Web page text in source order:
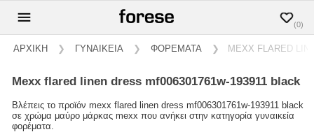
(0)
ΑΡΧΙΚΗ ❯ ΓΥΝΑΙΚΕΙΑ ❯ ΦΟΡΕΜΑΤΑ ❯ MEXX FLARED
mexx flared linen dress mf006301761w-193911 black
Βλέπεις το προϊόν mexx flared linen dress mf006301761w-193911 black
σε χρώμα μαύρο μάρκας mexx που ανήκει στην κατηγορία γυναικεία
φορέματα.